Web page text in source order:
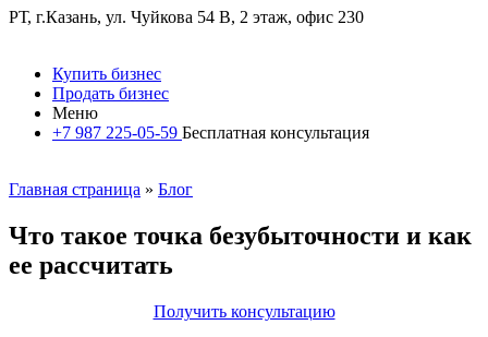
РТ, г.Казань, ул. Чуйкова 54 В, 2 этаж, офис 230
Купить бизнес
Продать бизнес
Меню
+7 987 225-05-59 Бесплатная консультация
Главная страница » Блог
Что такое точка безубыточности и как
ее рассчитать
Получить консультацию